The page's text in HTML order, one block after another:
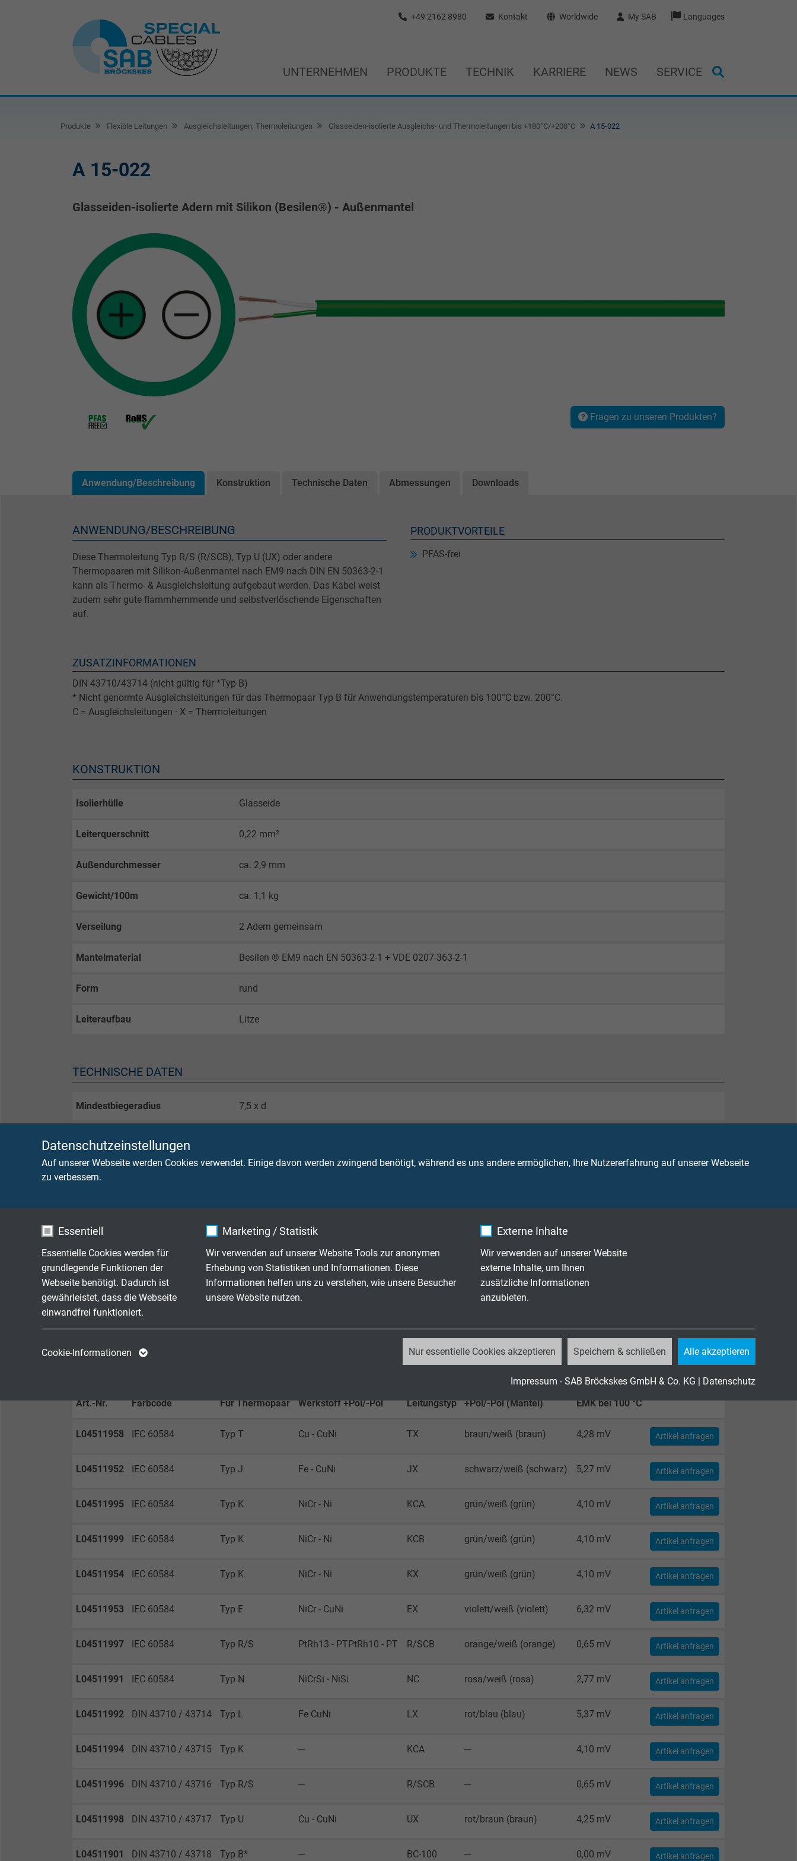
Datenschutzeinstellungen
Auf unserer Webseite werden Cookies verwendet. Einige davon werden zwingend benötigt, während es uns andere ermöglichen, Ihre Nutzererfahrung auf unserer Webseite
zu verbessern.
Essentiell
Essentielle Cookies werden für
grundlegende Funktionen der
Webseite benötigt. Dadurch ist
gewährleistet, dass die Webseite
einwandfrei funktioniert.
gewählten Tracking-
Marketing / Statistik
Wir verwenden auf unserer Website Tools zur anonymen
Erhebung von Statistiken und Informationen. Diese
Informationen helfen uns zu verstehen, wie unsere Besucher
unsere Website nutzen.
Zweck
Erzeugt statistische Daten darüber, wie der
Laufzeit 2 Jahre
Cookie von Google für Website-Analysen.
Name _gid, Google Analytics
Cookie von Google für Website-Analysen.
Besucher die Website nutzt.
Name _gat_UA-4852692-1, Google Analytics
Anbieter Google LLC
Externe Inhalte
Wir verwenden auf unserer Website
externe Inhalte, um Ihnen
zusätzliche Informationen
anzubieten.
Cookie-Informationen Nur essentielle Cookies akzeptieren Speichern & schließen Alle akzeptieren
Impressum - SAB Bröckskes GmbH & Co. KG | Datenschutz
+49 2162 8980 Kontakt Worldwide My SAB Languages
UNTERNEHMEN PRODUKTE TECHNIK KARRIERE NEWS SERVICE
Produkte Flexible Leitungen Ausgleichsleitungen, Thermoleitungen Glasseiden-isolierte Ausgleichs- und Thermoleitungen bis +180°C/+200°C A 15-022
A 15-022
Glasseiden-isolierte Adern mit Silikon (Besilen®) - Außenmantel
Fragen zu unseren Produkten?
Anwendung/Beschreibung Konstruktion Technische Daten Abmessungen Downloads
ANWENDUNG/BESCHREIBUNG
Diese Thermoleitung Typ R/S (R/SCB), Typ U (UX) oder andere
Thermopaaren mit Silikon-Außenmantel nach EM9 nach DIN EN 50363-2-1
kann als Thermo- & Ausgleichsleitung aufgebaut werden. Das Kabel weist
zudem sehr gute flammhemmende und selbstverlöschende Eigenschaften
auf.
PRODUKTVORTEILE
PFAS-frei
ZUSATZINFORMATIONEN
DIN 43710/43714 (nicht gültig für *Typ B)
* Nicht genormte Ausgleichsleitungen für das Thermopaar Typ B für Anwendungstemperaturen bis 100°C bzw. 200°C.
C = Ausgleichsleitungen · X = Thermoleitungen
KONSTRUKTION
Isolierhülle Glasseide
Leiterquerschnitt 0,22 mm²
Außendurchmesser ca. 2,9 mm
Gewicht/100m ca. 1,1 kg
Verseilung 2 Adern gemeinsam
Mantelmaterial Besilen ® EM9 nach EN 50363-2-1 + VDE 0207-363-2-1
Form rund
Leiteraufbau Litze
TECHNISCHE DATEN
Mindestbiegeradius 7,5 x d
kurzzeitig: +250°C
Brennverhalten flammhemmend und selbstverlöschend nach IEC 60332-1-2 + VDE 0482-332-1-2
Korrosivität der Brandgase IEC 60754-2 + VDE 0482-754-2 werden erfüllt - keine Entwicklung von korrosiven Brandgasen
Schadstofffreiheit gemäßRoHS-Richtlinieder Europäischen Union
Art.-Nr. Farbcode Für Thermopaar
Werkstoff +Pol/-Pol
Leitungstyp
Farbkennzeichnung
+Pol/-Pol (Mantel)
EMK bei 100 °C
L04511958 IEC 60584 Typ T Cu - CuNi TX braun/weiß (braun) 4,28 mV Artikel anfragen
L04511952 IEC 60584 Typ J Fe - CuNi JX schwarz/weiß (schwarz) 5,27 mV Artikel anfragen
L04511995 IEC 60584 Typ K NiCr - Ni KCA grün/weiß (grün) 4,10 mV Artikel anfragen
L04511999 IEC 60584 Typ K NiCr - Ni KCB grün/weiß (grün) 4,10 mV Artikel anfragen
L04511954 IEC 60584 Typ K NiCr - Ni KX grün/weiß (grün) 4,10 mV Artikel anfragen
L04511953 IEC 60584 Typ E NiCr - CuNi EX violett/weiß (violett) 6,32 mV Artikel anfragen
L04511997 IEC 60584 Typ R/S PtRh13 - PTPtRh10 - PT R/SCB orange/weiß (orange) 0,65 mV Artikel anfragen
L04511991 IEC 60584 Typ N NiCrSi - NiSi NC rosa/weiß (rosa) 2,77 mV Artikel anfragen
L04511992 DIN 43710 / 43714 Typ L Fe CuNi LX rot/blau (blau) 5,37 mV Artikel anfragen
L04511994 DIN 43710 / 43715 Typ K ─ KCA ─ 4,10 mV Artikel anfragen
L04511996 DIN 43710 / 43716 Typ R/S ─ R/SCB ─ 0,65 mV Artikel anfragen
L04511998 DIN 43710 / 43717 Typ U Cu - CuNi UX rot/braun (braun) 4,25 mV Artikel anfragen
L04511901 DIN 43710 / 43718 Typ B* ─ BC-100 ─ 0,00 mV Artikel anfragen